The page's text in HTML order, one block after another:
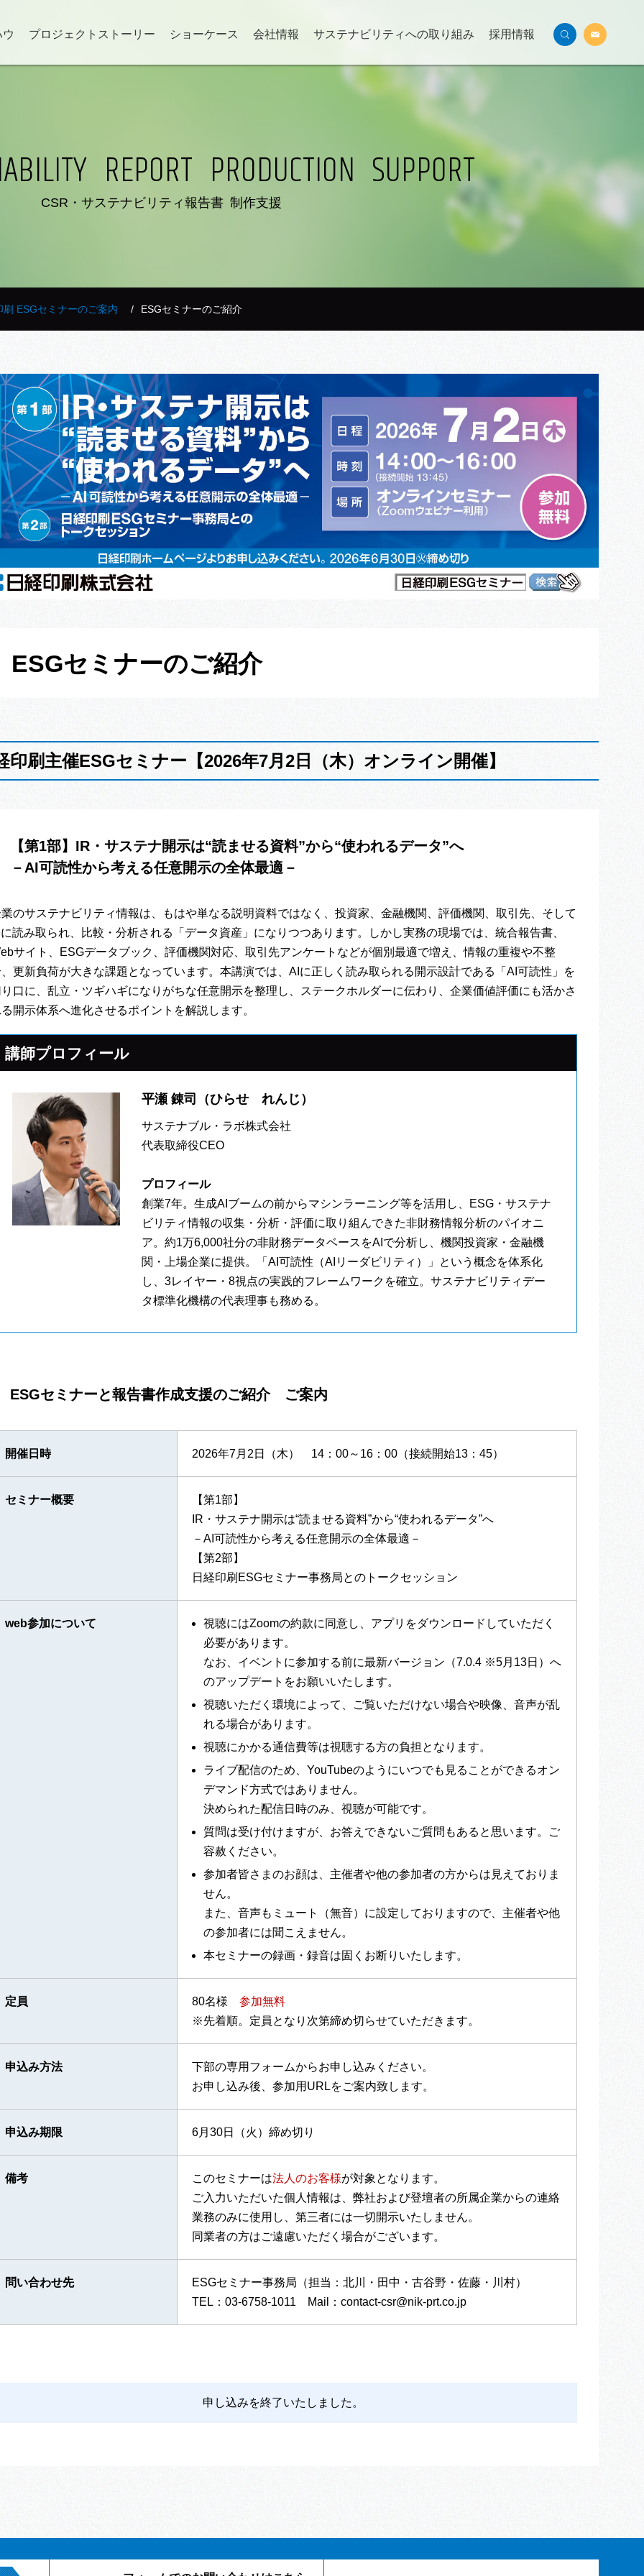
プロジェクトストーリー ショーケース 会社情報 サステナビリティへの取り組み 採用情報
REPORT PRODUCTION SUPPORT
CSR・サステナビリティ報告書 制作支援
刷 ESGセミナーのご案内 ESGセミナーのご紹介
ESGセミナーのご紹介
印刷主催ESGセミナー【2026年7月2日（木）オンライン開催】
【第1部】IR・サステナ開示は“読ませる資料”から“使われるデータ”へ
－AI可読性から考える任意開示の全体最適－
のサステナビリティ情報は、もはや単なる説明資料ではなく、投資家、金融機関、評価機関、取引先、そして
読み取られ、比較・分析される「データ資産」になりつつあります。しかし実務の現場では、統合報告書、
サイト、ESGデータブック、評価機関対応、取引先アンケートなどが個別最適で増え、情報の重複や不整
更新負荷が大きな課題となっています。本講演では、AIに正しく読み取られる開示設計である「AI可読性」を
口に、乱立・ツギハギになりがちな任意開示を整理し、ステークホルダーに伝わり、企業価値評価にも活かさ
開示体系へ進化させるポイントを解説します。
講師プロフィール
平瀬 錬司 （ひらせ れんじ）
サステナブル・ラボ株式会社
代表取締役CEO
プロフィール
創業7年。生成AIブームの前からマシンラーニング等を活用し、ESG・サステナ
ビリティ情報の収集・分析・評価に取り組んできた非財務情報分析のパイオニ
ア。約1万6,000社分の非財務データベースをAIで分析し、機関投資家・金融機
関・上場企業に提供。「AI可読性（AIリーダビリティ）」という概念を体系化
し、3レイヤー・8視点の実践的フレームワークを確立。サステナビリティデー
タ標準化機構の代表理事も務める。
ESGセミナーと報告書作成支援のご紹介 ご案内
開催日時 2026年7月2日（木） 14：00～16：00（接続開始13：45）
セミナー概要
【第1部】
IR・サステナ開示は“読ませる資料”から“使われるデータ”へ
－AI可読性から考える任意開示の全体最適－
【第2部】
日経印刷ESGセミナー事務局とのトークセッション
web参加について
視聴にはZoomの約款に同意し、アプリをダウンロードしていただく
必要があります。
なお、イベントに参加する前に最新バージョン（7.0.4 ※5月13日）へ
のアップデートをお願いいたします。
視聴いただく環境によって、ご覧いただけない場合や映像、音声が乱
れる場合があります。
視聴にかかる通信費等は視聴する方の負担となります。
ライブ配信のため、YouTubeのようにいつでも見ることができるオン
デマンド方式ではありません。
決められた配信日時のみ、視聴が可能です。
質問は受け付けますが、お答えできないご質問もあると思います。ご
容赦ください。
参加者皆さまのお顔は、主催者や他の参加者の方からは見えておりま
せん。
また、音声もミュート（無音）に設定しておりますので、主催者や他
の参加者には聞こえません。
本セミナーの録画・録音は固くお断りいたします。
定員 80名様 参加無料
※先着順。定員となり次第締め切らせていただきます。
申込み方法
下部の専用フォームからお申し込みください。
お申し込み後、参加用URLをご案内致します。
申込み期限 6月30日（火）締め切り
備考 このセミナーは法人のお客様が対象となります。
ご入力いただいた個人情報は、弊社および登壇者の所属企業からの連絡
業務のみに使用し、第三者には一切開示いたしません。
同業者の方はご遠慮いただく場合がございます。
問い合わせ先
ESGセミナー事務局（担当：北川・田中・古谷野・佐藤・川村）
TEL：03-6758-1011 Mail：contact-csr@nik-prt.co.jp
申し込みを終了いたしました。